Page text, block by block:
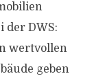
der DWS:
wertvollen
geben